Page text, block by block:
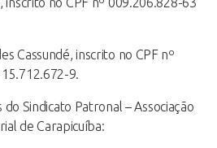
Cassundé, inscrito no CPF nº
9.
Sindicato Patronal – Associação
de Carapicuíba: